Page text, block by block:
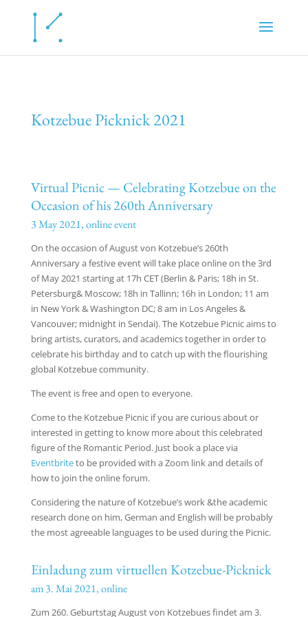
Kotzebue Picknick 2021
Virtual Picnic — Celebrating Kotzebue on the
Occasion of his 260th Anniversary
3 May 2021, online event
On the occasion of August von Kotzebue’s 260th
Anniversary a festive event will take place online on the 3rd
of May 2021 starting at 17h CET (Berlin & Paris; 18h in St.
Petersburg& Moscow; 18h in Tallinn; 16h in London; 11 am
in New York & Washington DC; 8 am in Los Angeles &
Vancouver; midnight in Sendai). The Kotzebue Picnic aims to
bring artists, curators, and academics together in order to
celebrate his birthday and to catch up with the flourishing
global Kotzebue community.
The event is free and open to everyone.
Come to the Kotzebue Picnic if you are curious about or
interested in getting to know more about this celebrated
figure of the Romantic Period. Just book a place via
Eventbriteto be provided with a Zoom link and details of
how to join the online forum.
Considering the nature of Kotzebue’s work &the academic
research done on him, German and English will be probably
the most agreeable languages to be used during the Picnic.
Einladung zum virtuellen Kotzebue-Picknick
am 3. Mai 2021, online
Zum 260. Geburtstag August von Kotzebues findet am 3.